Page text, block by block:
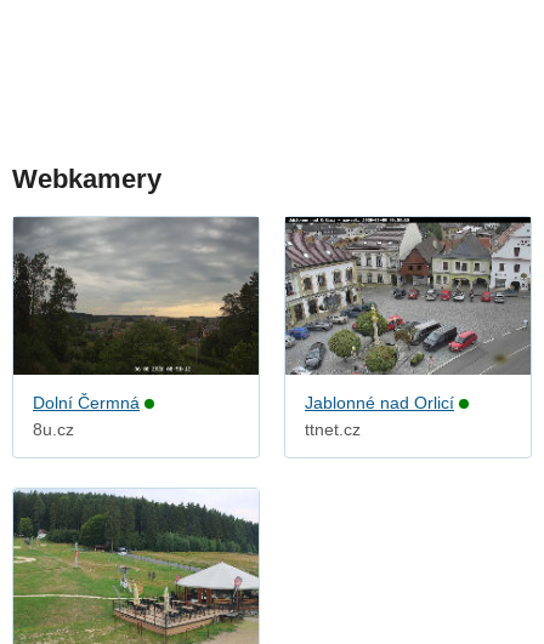
Webkamery
Dolní Čermná
8u.cz
Jablonné nad Orlicí
ttnet.cz